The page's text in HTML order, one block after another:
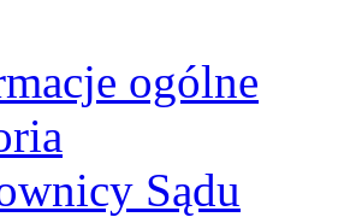
ogólne
Sądu